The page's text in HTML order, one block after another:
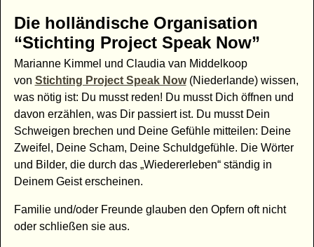
Die holländische Organisation
“Stichting Project Speak Now”
Marianne Kimmel und Claudia van Middelkoop
von Stichting Project Speak Now(Niederlande) wissen,
was nötig ist: Du musst reden! Du musst Dich öffnen und
davon erzählen, was Dir passiert ist. Du musst Dein
Schweigen brechen und Deine Gefühle mitteilen: Deine
Zweifel, Deine Scham, Deine Schuldgefühle. Die Wörter
und Bilder, die durch das „Wiedererleben“ ständig in
Deinem Geist erscheinen.
Familie und/oder Freunde glauben den Opfern oft nicht
oder schließen sie aus.